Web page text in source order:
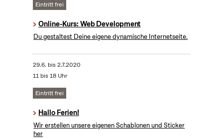
Eintritt frei
Online-Kurs: Web Development
Du gestaltest Deine eigene dynamische Internetseite.
29.6. bis2.7.2020
11 bis 18 Uhr
Eintritt frei
Hallo Ferien!
Wir erstellen unsere eigenen Schablonen und Sticker
her